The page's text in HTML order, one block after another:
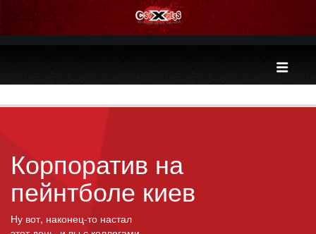
Корпоратив на
пейнтболе киев
Ну вот, наконец-то настал